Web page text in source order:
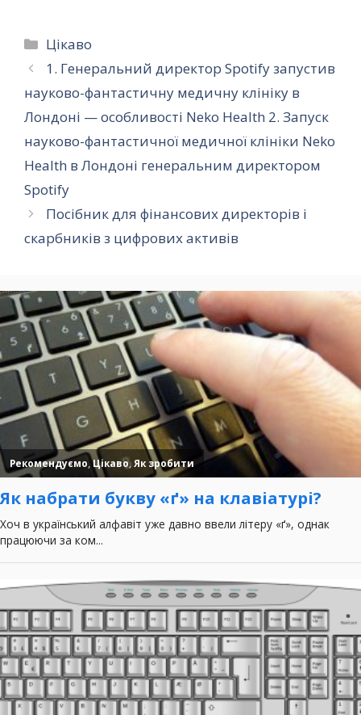
Категорії
Цікаво
1. Генеральний директор Spotify запустив
науково-фантастичну медичну клініку в
Лондоні — особливості Neko Health 2. Запуск
науково-фантастичної медичної клініки Neko
Health в Лондоні генеральним директором
Spotify
Посібник для фінансових директорів і
скарбників з цифрових активів